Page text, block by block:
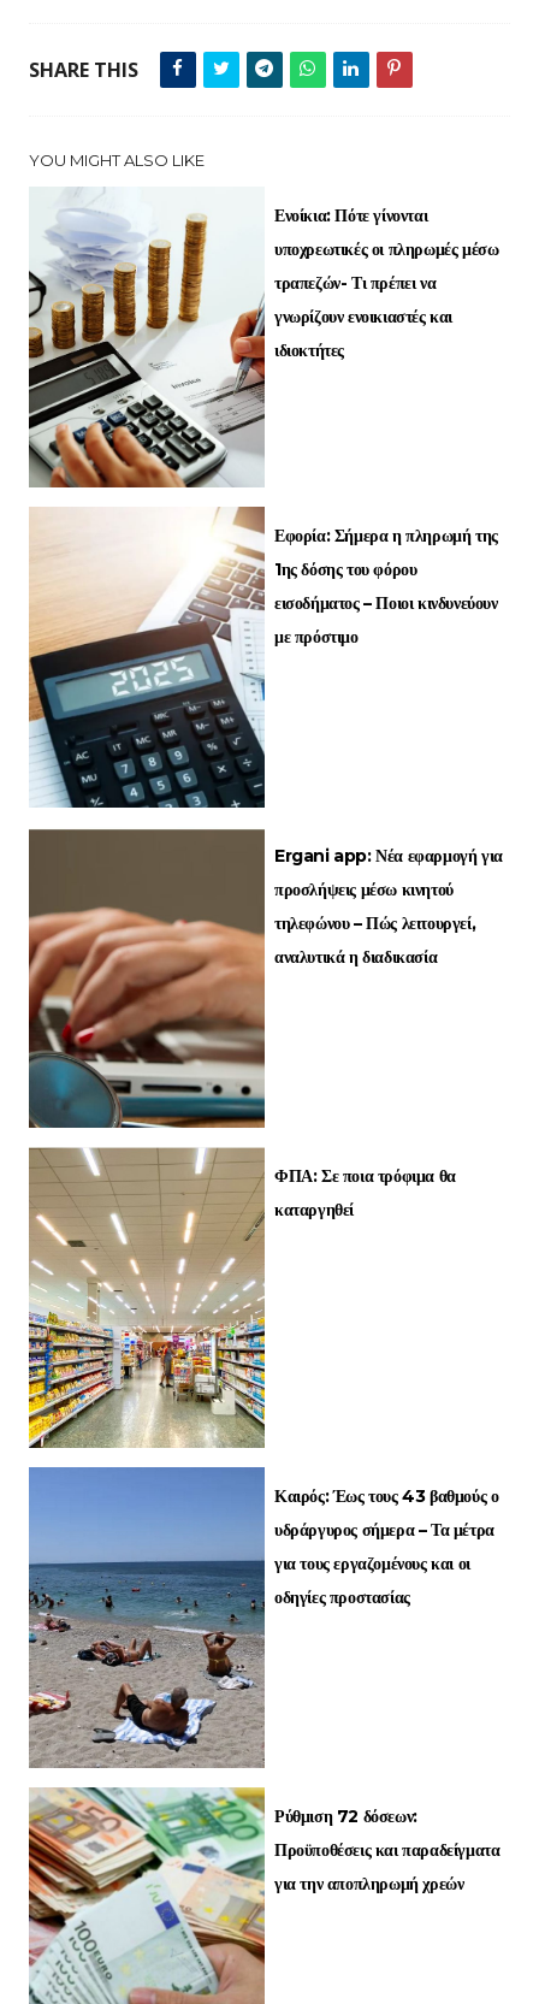
SHARE THIS
YOU MIGHT ALSO LIKE
Ενοίκια: Πότε γίνονται
υποχρεωτικές οι πληρωμές μέσω
τραπεζών- Τι πρέπει να
γνωρίζουν ενοικιαστές και
ιδιοκτήτες
Εφορία: Σήμερα η πληρωμή της
1ης δόσης του φόρου
εισοδήματος – Ποιοι κινδυνεύουν
με πρόστιμο
Ergani app: Νέα εφαρμογή για
προσλήψεις μέσω κινητού
τηλεφώνου – Πώς λειτουργεί,
αναλυτικά η διαδικασία
ΦΠΑ: Σε ποια τρόφιμα θα
καταργηθεί
Καιρός: Έως τους 43 βαθμούς ο
υδράργυρος σήμερα – Τα μέτρα
για τους εργαζομένους και οι
οδηγίες προστασίας
Ρύθμιση 72 δόσεων:
Προϋποθέσεις και παραδείγματα
για την αποπληρωμή χρεών